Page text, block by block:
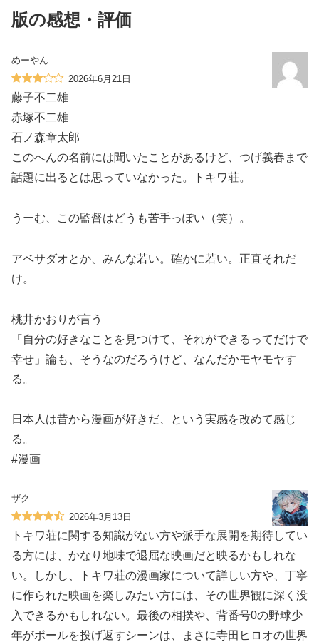
版の感想・評価
めーやん
2026年6月21日
藤子不二雄
赤塚不二雄
石ノ森章太郎
このへんの名前には聞いたことがあるけど、つげ義春まで
話題に出るとは思っていなかった。トキワ荘。
うーむ、この監督はどうも苦手っぽい（笑）。
アベサダオとか、みんな若い。確かに若い。正直それだ
け。
桃井かおりが言う
「自分の好きなことを見つけて、それができるってだけで
幸せ」論も、そうなのだろうけど、なんだかモヤモヤす
る。
日本人は昔から漫画が好きだ、という実感を改めて感じ
る。
#漫画
ザク
2026年3月13日
トキワ荘に関する知識がない方や派手な展開を期待してい
る方には、かなり地味で退屈な映画だと映るかもしれな
い。しかし、トキワ荘の漫画家について詳しい方や、丁寧
に作られた映画を楽しみたい方には、その世界観に深く没
入できるかもしれない。最後の相撲や、背番号0の野球少
年がボールを投げ返すシーンは、まさに寺田ヒロオの世界